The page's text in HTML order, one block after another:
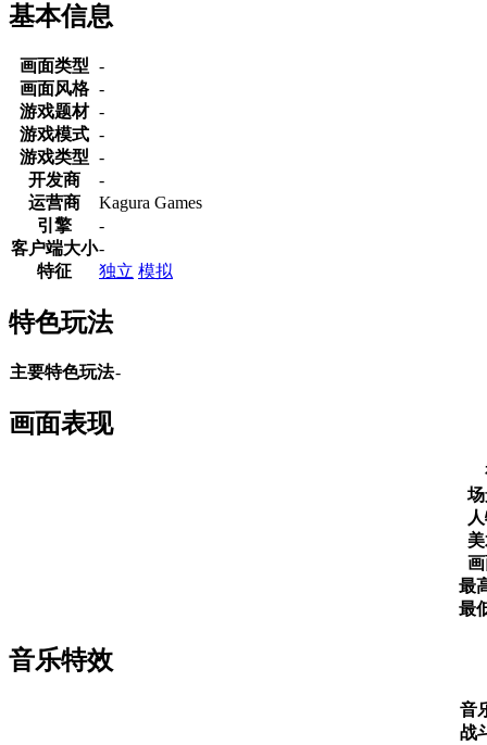
基本信息
画面类型 -
画面风格 -
游戏题材 -
游戏模式 -
游戏类型 -
开发商
-
运营商
Kagura Games
引擎
-
客户端大小-
特征
独立 模拟
特色玩法
主要特色玩法-
画面表现
最
最
音乐特效
音
战